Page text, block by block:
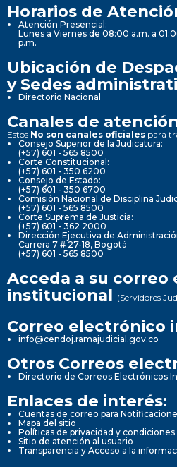
Horarios de
Atención Presencial:
Lunes a Viernes de 08:00 a.m. a
p.m.
Ubicación de
y Sedes
Directorio Nacional
Canales de
Estos No son canales oficiales para
Consejo Superior de la Judicatura:
(+57) 601 - 565 8500
Corte Constitucional:
(+57) 601 - 350 6200
Consejo de Estado:
(+57) 601 - 350 6700
Comisión Nacional de Disciplina
(+57) 601 - 565 8500
Corte Suprema de Justicia:
(+57) 601 - 362 2000
Dirección Ejecutiva de
Carrera 7 # 27-18, Bogotá
(+57) 601 - 565 8500
Acceda a su
institucional (Servidores
Correo electrónico
info@cendoj.ramajudicial.gov.co
Otros Correos
Directorio de Correos Electrónicos
Enlaces de interés:
Cuentas de correo para
Mapa del sitio
Políticas de privacidad y condiciones
Sitio de atención al usuario
Transparencia y Acceso a la